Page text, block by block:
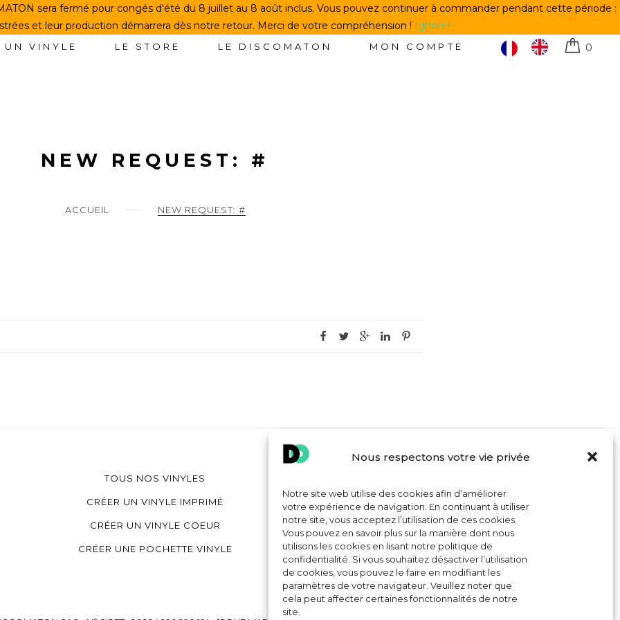
Nous respectons votre vie privée
Notre site web utilise des cookies afin d’améliorer
votre expérience de navigation. En continuant à utiliser
notre site, vous acceptez l’utilisation de ces cookies.
Vous pouvez en savoir plus sur la manière dont nous
utilisons les cookies en lisant notre politique de
confidentialité. Si vous souhaitez désactiver l’utilisation
de cookies, vous pouvez le faire en modifiant les
paramètres de votre navigateur. Veuillez noter que
cela peut affecter certaines fonctionnalités de notre
site.
0
UN VINYLE LE STORE LE DISCOMATON MON COMPTE
ACCUEIL NEW REQUEST: #
NEW REQUEST: #
TOUS NOS VINYLES
CRÉER UN VINYLE IMPRIMÉ
CRÉER UN VINYLE COEUR
CRÉER UNE POCHETTE VINYLE
CONTACT
CONDITIONS GÉNÉRALES DE VENTE
POLITIQUE DE COOKIES
sera fermé pour congés d'été du 8 juillet au 8 août inclus. Vous pouvez continuer à commander pendant cette période :
et leur production démarrera dès notre retour. Merci de votre compréhension ! Ignorer